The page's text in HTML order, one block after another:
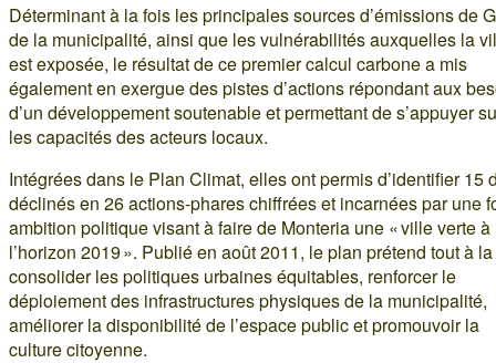
Déterminant à la fois les principales sources d’émissions de
de la municipalité, ainsi que les vulnérabilités auxquelles la
est exposée, le résultat de ce premier calcul carbone a mis
également en exergue des pistes d’actions répondant aux
d’un développement soutenable et permettant de s’appuyer
les capacités des acteurs locaux.
Intégrées dans le Plan Climat, elles ont permis d’identifier 15
déclinés en 26 actions-phares chiffrées et incarnées par une
ambition politique visant à faire de Monteria une « ville verte à
l’horizon 2019 ». Publié en août 2011, le plan prétend tout à
consolider les politiques urbaines équitables, renforcer le
déploiement des infrastructures physiques de la municipalité,
améliorer la disponibilité de l’espace public et promouvoir la
culture citoyenne.